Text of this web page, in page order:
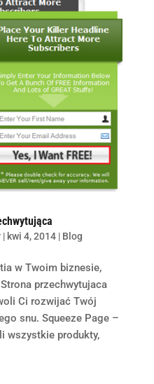
| kwi 4, 2014| Blog
w Twoim biznesie,
przechwytujaca
Ci rozwijać Twój
snu. Squeeze Page –
wszystkie produkty,